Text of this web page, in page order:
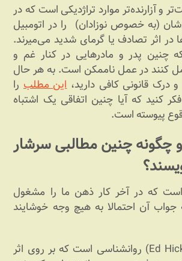
و آزارنده‌تر موارد تراژدیکی است که در
(به خصوص نوزادان) را در اتومبیل
در اثر تصادف یا گرمای شدید می‌میرند.
چنین پدر و مادرهایی در کنار غم و
کنند در عمل ناممکن است. به هر حال
درک قانونی کافی دارید،این مطلب را
کنید که آیا چنین اتفاقی یک اشتباه
پیوسته است.
و چگونه چنین مطالبی سرشار
که در آخر کار ذهن ما را مشغول
آن احتمالا به هیچ وجه خوشایند
اد هیکلینگ (Ed Hickling) روانشناسی است که بر روی اثر